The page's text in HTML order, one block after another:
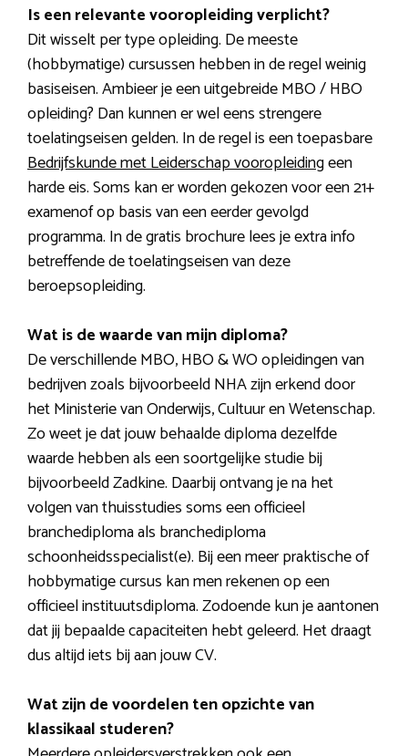
Is een relevante vooropleiding verplicht?
Dit wisselt per type opleiding. De meeste
(hobbymatige) cursussen hebben in de regel weinig
basiseisen. Ambieer je een uitgebreide MBO / HBO
opleiding? Dan kunnen er wel eens strengere
toelatingseisen gelden. In de regel is een toepasbare
Bedrijfskunde met Leiderschap vooropleidingeen
harde eis. Soms kan er worden gekozen voor een 21+
examenof op basis van een eerder gevolgd
programma. In de gratis brochure lees je extra info
betreffende de toelatingseisen van deze
beroepsopleiding.
Wat is de waarde van mijn diploma?
De verschillende MBO, HBO & WO opleidingen van
bedrijven zoals bijvoorbeeld NHA zijn erkend door
het Ministerie van Onderwijs, Cultuur en Wetenschap.
Zo weet je dat jouw behaalde diploma dezelfde
waarde hebben als een soortgelijke studie bij
bijvoorbeeld Zadkine. Daarbij ontvang je na het
volgen van thuisstudies soms een officieel
branchediploma als branchediploma
schoonheidsspecialist(e). Bij een meer praktische of
hobbymatige cursus kan men rekenen op een
officieel instituutsdiploma. Zodoende kun je aantonen
dat jij bepaalde capaciteiten hebt geleerd. Het draagt
dus altijd iets bij aan jouw CV.
Wat zijn de voordelen ten opzichte van
klassikaal studeren?